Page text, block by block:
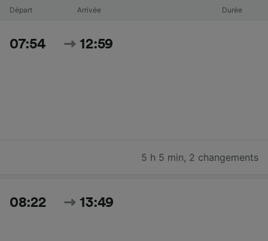
Départ Arrivée Durée
07:54 12:59
5 h 5 min, 2 changements
08:22 13:49